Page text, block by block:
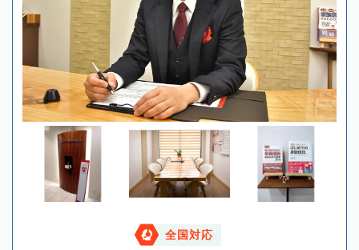
全国対応